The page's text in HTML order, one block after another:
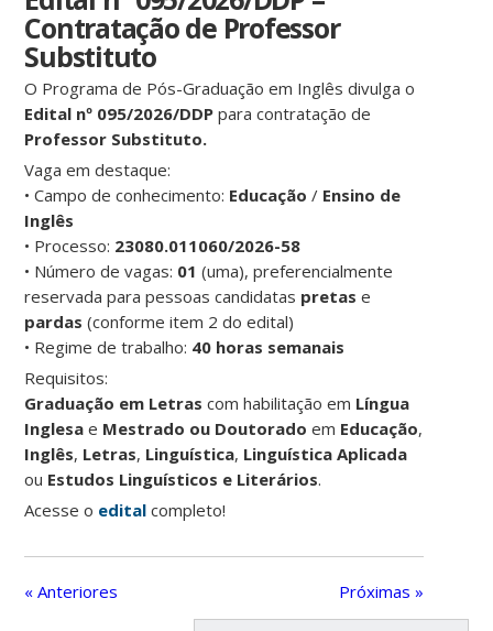
Contratação de Professor
Substituto
O Programa de Pós-Graduação em Inglês divulga o
Edital nº 095/2026/DDP para contratação de
Professor Substituto.
Vaga em destaque:
• Campo de conhecimento: Educação / Ensino de
Inglês
• Processo: 23080.011060/2026-58
• Número de vagas: 01 (uma), preferencialmente
reservada para pessoas candidatas pretas e
pardas (conforme item 2 do edital)
• Regime de trabalho: 40 horas semanais
Requisitos:
Graduação em Letras com habilitação em Língua
Inglesa e Mestrado ou Doutorado em Educação,
Inglês, Letras, Linguística, Linguística Aplicada
ou Estudos Linguísticos e Literários.
Acesse o edital completo!
« Anteriores Próximas »